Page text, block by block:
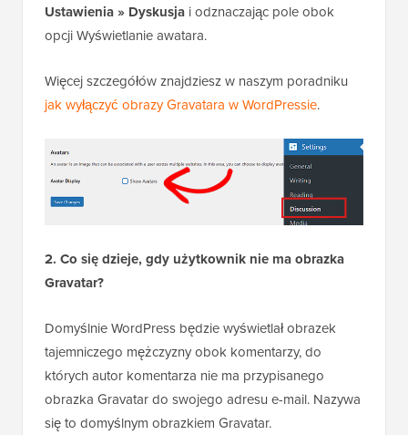
Ustawienia » Dyskusja i odznaczając pole obok
opcji Wyświetlanie awatara.
Więcej szczegółów znajdziesz w naszym poradniku
jak wyłączyć obrazy Gravatara w WordPressie.
2. Co się dzieje, gdy użytkownik nie ma obrazka
Gravatar?
Domyślnie WordPress będzie wyświetlał obrazek
tajemniczego mężczyzny obok komentarzy, do
których autor komentarza nie ma przypisanego
obrazka Gravatar do swojego adresu e-mail. Nazywa
się to domyślnym obrazkiem Gravatar.